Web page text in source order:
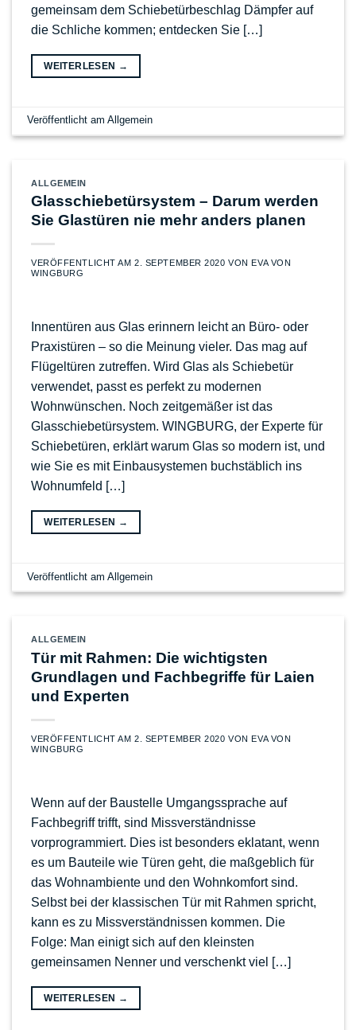
gemeinsam dem Schiebetürbeschlag Dämpfer auf
die Schliche kommen; entdecken Sie […]
WEITERLESEN →
Veröffentlicht amAllgemein
ALLGEMEIN
Glasschiebetürsystem – Darum werden
Sie Glastüren nie mehr anders planen
VERÖFFENTLICHT AM2. SEPTEMBER 2020 VON
EVA VON
WINGBURG
Innentüren aus Glas erinnern leicht an Büro- oder
Praxistüren – so die Meinung vieler. Das mag auf
Flügeltüren zutreffen. Wird Glas als Schiebetür
verwendet, passt es perfekt zu modernen
Wohnwünschen. Noch zeitgemäßer ist das
Glasschiebetürsystem. WINGBURG, der Experte für
Schiebetüren, erklärt warum Glas so modern ist, und
wie Sie es mit Einbausystemen buchstäblich ins
Wohnumfeld […]
WEITERLESEN →
Veröffentlicht amAllgemein
ALLGEMEIN
Tür mit Rahmen: Die wichtigsten
Grundlagen und Fachbegriffe für Laien
und Experten
VERÖFFENTLICHT AM2. SEPTEMBER 2020 VONEVA VON
WINGBURG
Wenn auf der Baustelle Umgangssprache auf
Fachbegriff trifft, sind Missverständnisse
vorprogrammiert. Dies ist besonders eklatant, wenn
es um Bauteile wie Türen geht, die maßgeblich für
das Wohnambiente und den Wohnkomfort sind.
Selbst bei der klassischen Tür mit Rahmen spricht,
kann es zu Missverständnissen kommen. Die
Folge: Man einigt sich auf den kleinsten
gemeinsamen Nenner und verschenkt viel […]
WEITERLESEN →